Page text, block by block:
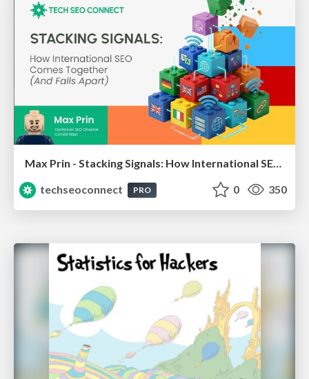
Max Prin - Stacking Signals: How International SEO Comes Together (And Falls Apart)
techseoconnect
PRO 0 350